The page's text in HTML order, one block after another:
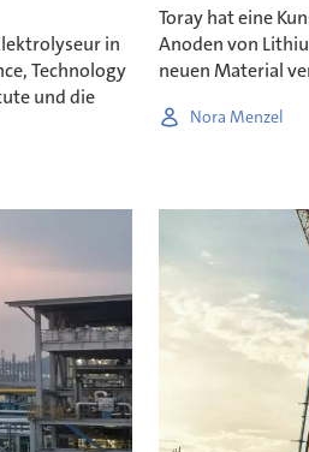
in
Technology
und die
Toray hat eine
Anoden von
neuen Material
Nora Menzel